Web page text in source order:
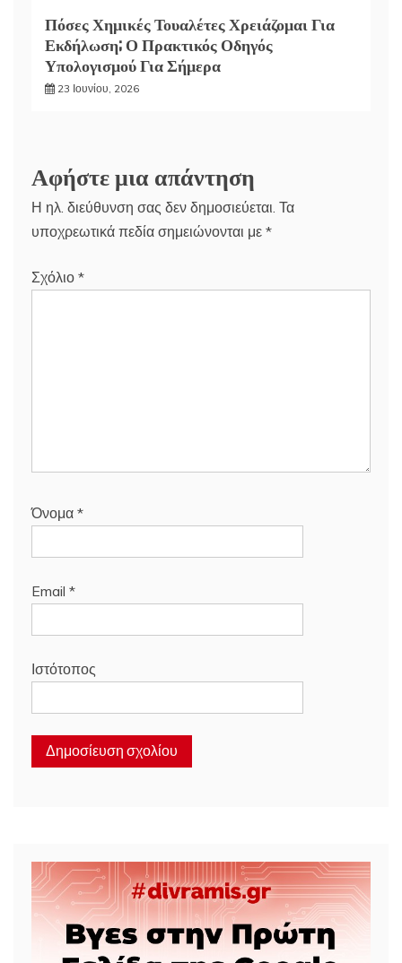
Πόσες Χημικές Τουαλέτες Χρειάζομαι Για
Εκδήλωση; Ο Πρακτικός Οδηγός
Υπολογισμού Για Σήμερα
23 Ιουνίου, 2026
Αφήστε μια απάντηση
Η ηλ. διεύθυνση σας δεν δημοσιεύεται. Τα
υποχρεωτικά πεδία σημειώνονται με *
Σχόλιο *
Όνομα *
Email *
Ιστότοπος